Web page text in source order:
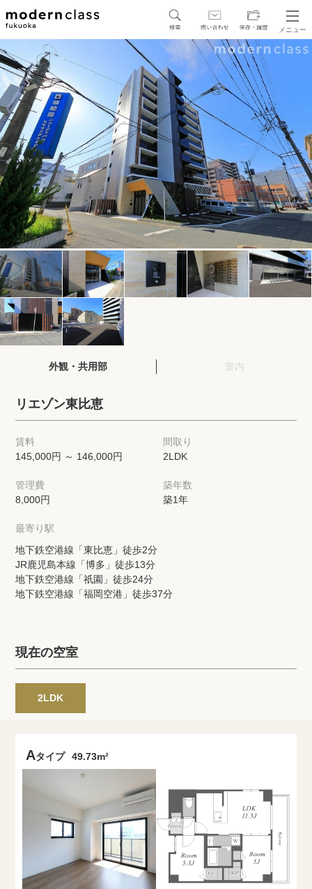
メニュー
SEARCH
地図から探す 駅・路線から探す
区から探す
人気エリアから探す
アクセスランキング
保存した物件
閲覧履歴
保存した検索条件
店舗・スタッフ紹介
希望条件を伝えてプロに探してもらう
来店予約
各種お問い合わせ
高級賃貸物件コラム
高級賃貸物件トピック 会社概要
商標について
外観・共用部 室内
リエゾン東比恵
賃料
145,000円 ～ 146,000円
間取り
2LDK
管理費
8,000円
築年数
築1年
最寄り駅
地下鉄空港線「東比恵」徒歩2分
JR鹿児島本線「博多」徒歩13分
地下鉄空港線「祇園」徒歩24分
地下鉄空港線「福岡空港」徒歩37分
現在の空室
2LDK
Aタイプ 49.73m²